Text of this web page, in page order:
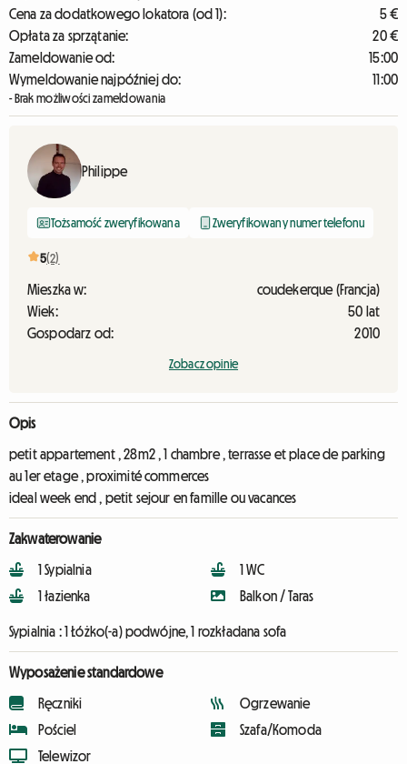
Cena za dodatkowego lokatora (od 1):
5 €
Opłata za sprzątanie:
20 €
Zameldowanie od:
15:00
Wymeldowanie najpóźniej do:
11:00
- Brak możliwości zameldowania
Philippe
Tożsamość zweryfikowana Zweryfikowany numer telefonu
5(2)
Mieszka w:
coudekerque (Francja)
Wiek:
50 lat
Gospodarz od:
2010
Zobacz opinie
Opis
petit appartement , 28m2 , 1 chambre , terrasse et place de parking
au 1er etage , proximité commerces
ideal week end , petit sejour en famille ou vacances
Zakwaterowanie
1 Sypialnia
1 łazienka
1 WC
Balkon / Taras
Sypialnia :1 Łóżko(-a) podwójne, 1 rozkładana sofa
Wyposażenie standardowe
Ręczniki
Pościel
Telewizor
Ogrzewanie
Szafa/Komoda